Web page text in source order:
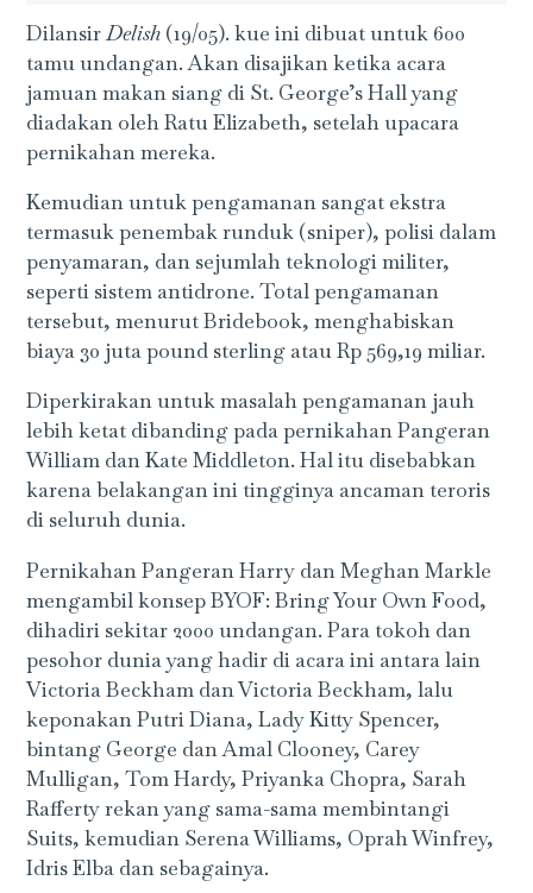
DilansirDelish (19/05). kue ini dibuat untuk 600
tamu undangan. Akan disajikan ketika acara
jamuan makan siang di St. George’s Hall yang
diadakan oleh Ratu Elizabeth, setelah upacara
pernikahan mereka.
Kemudian untuk pengamanan sangat ekstra
termasuk penembak runduk (sniper), polisi dalam
penyamaran, dan sejumlah teknologi militer,
seperti sistem antidrone. Total pengamanan
tersebut, menurut Bridebook, menghabiskan
biaya 30 juta pound sterling atau Rp 569,19 miliar.
Diperkirakan untuk masalah pengamanan jauh
lebih ketat dibanding pada pernikahan Pangeran
William dan Kate Middleton. Hal itu disebabkan
karena belakangan ini tingginya ancaman teroris
di seluruh dunia.
Pernikahan Pangeran Harry dan Meghan Markle
mengambil konsep BYOF: Bring Your Own Food,
dihadiri sekitar 2000 undangan. Para tokoh dan
pesohor dunia yang hadir di acara ini antara lain
Victoria Beckham dan Victoria Beckham, lalu
keponakan Putri Diana, Lady Kitty Spencer,
bintang George dan Amal Clooney, Carey
Mulligan, Tom Hardy, Priyanka Chopra, Sarah
Rafferty rekan yang sama-sama membintangi
Suits, kemudian Serena Williams, Oprah Winfrey,
Idris Elba dan sebagainya.